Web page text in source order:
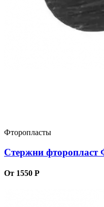
Фторопласты
Стержни фторопласт
От 1550 Р